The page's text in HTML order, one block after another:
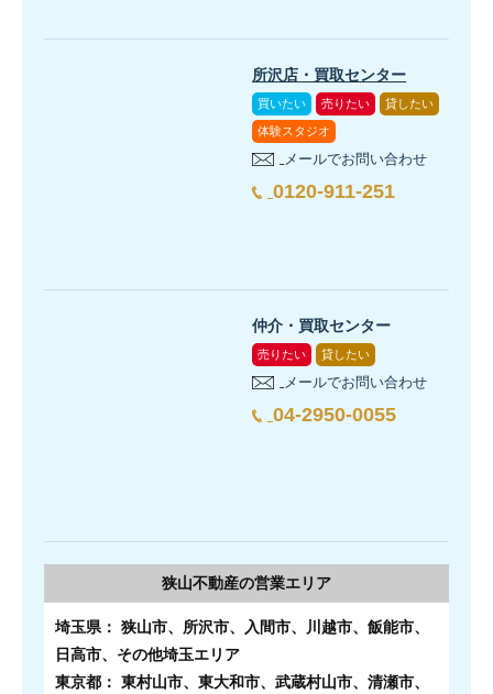
所沢店・買取センター
買いたい 売りたい 貸したい
体験スタジオ
メールでお問い合わせ
0120-911-251
仲介・買取センター
売りたい 貸したい
メールでお問い合わせ
04-2950-0055
狭山不動産の営業エリア
埼玉県： 狭山市、所沢市、入間市、川越市、飯能市、
日高市、その他埼玉エリア
東京都： 東村山市、東大和市、武蔵村山市、清瀬市、